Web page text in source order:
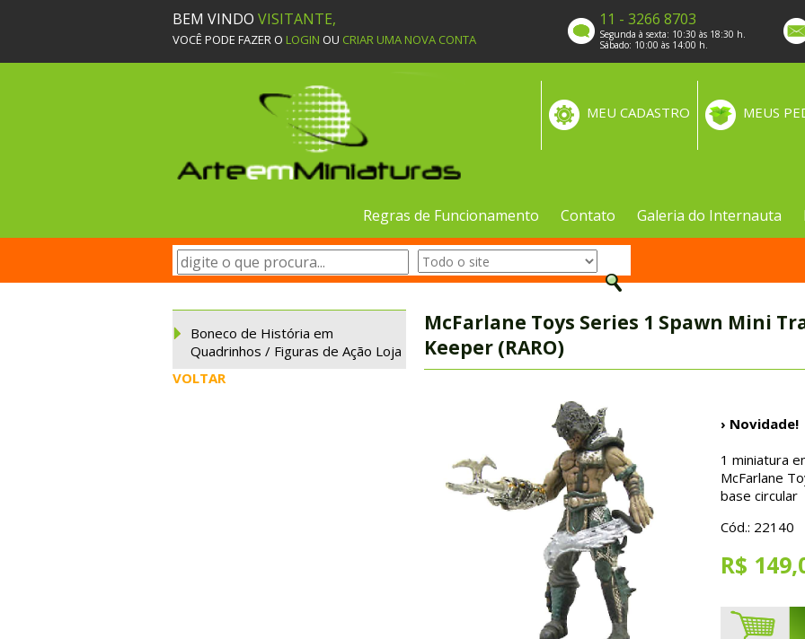
BEM VINDO VISITANTE,
VOCÊ PODE FAZER O LOGIN OU CRIAR UMA NOVA CONTA
11 - 3266 8703
Segunda à sexta: 10:30 às 18:30 h.
Sábado: 10:00 às 14:00 h.
MEUS
MEU CADASTRO
Regras de Funcionamento Contato Galeria do Internauta
Boneco de História em
Quadrinhos / Figuras de Ação Loja
VOLTAR
McFarlane Toys Series 1 Spawn Mini
Keeper (RARO)
› Novidade!
1 miniatura
McFarlane
base circular
Cód.: 22140
R$